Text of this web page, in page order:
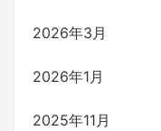
2026年3月
2026年1月
2025年11月